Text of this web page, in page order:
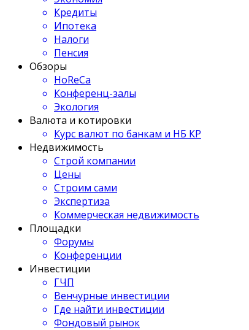
Кредиты
Ипотека
Налоги
Пенсия
Обзоры
HoReCa
Конференц-залы
Экология
Валюта и котировки
Курс валют по банкам и НБ КР
Недвижимость
Строй компании
Цены
Строим сами
Экспертиза
Коммерческая недвижимость
Площадки
Форумы
Конференции
Инвестиции
ГЧП
Венчурные инвестиции
Где найти инвестиции
Фондовый рынок